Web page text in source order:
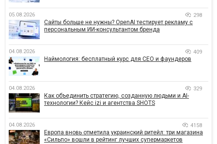
05.08.2026 298
Сайты больше не нужны? OpenAI тестирует рекламу с
персональным ИИ-консультантом бренда
04.08.2026 409
Наймология: бесплатный курс для CEO и фаундеров
04.08.2026 329
Как объединить стратегию, созданную людьми и AI-
технологии? Кейс izi и агентства SHOTS
04.08.2026 4158
Европа вновь отметила украинский ритейл: три магазина
«Сильпо» вошли в рейтинг лучших супермаркетов